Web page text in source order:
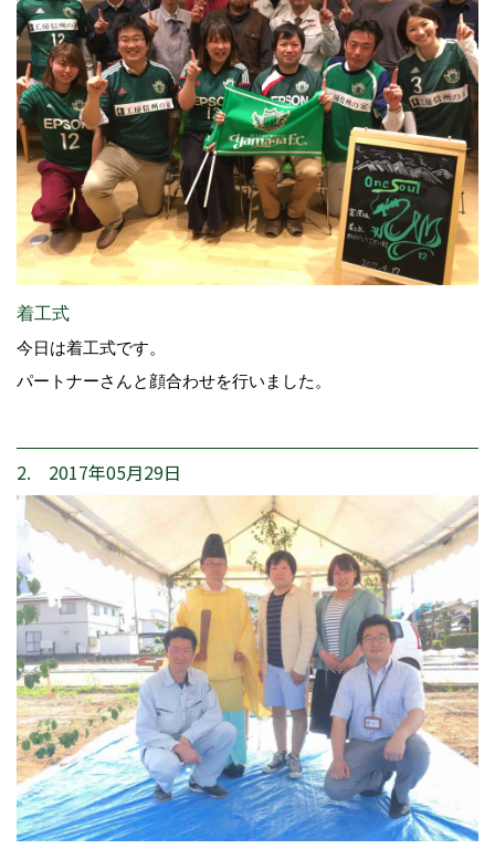
着工式
今日は着工式です。
パートナーさんと顔合わせを行いました。
2. 2017年05月29日